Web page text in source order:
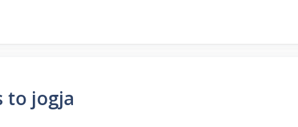
to jogja